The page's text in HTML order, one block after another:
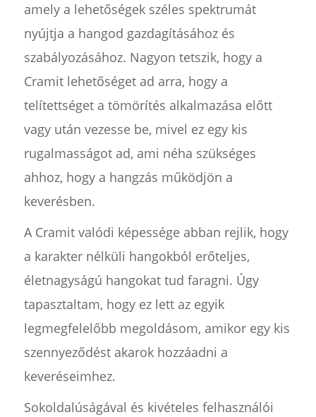
amely a lehetőségek széles spektrumát
nyújtja a hangod gazdagításához és
szabályozásához. Nagyon tetszik, hogy a
Cramit lehetőséget ad arra, hogy a
telítettséget a tömörítés alkalmazása előtt
vagy után vezesse be, mivel ez egy kis
rugalmasságot ad, ami néha szükséges
ahhoz, hogy a hangzás működjön a
keverésben.
A Cramit valódi képessége abban rejlik, hogy
a karakter nélküli hangokból erőteljes,
életnagyságú hangokat tud faragni. Úgy
tapasztaltam, hogy ez lett az egyik
legmegfelelőbb megoldásom, amikor egy kis
szennyeződést akarok hozzáadni a
keveréseimhez.
Sokoldalúságával és kivételes felhasználói